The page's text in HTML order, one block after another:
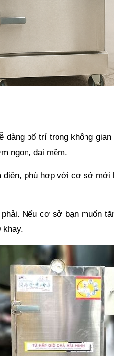
bố trí trong không
ngon, dai mềm.
điện, phù hợp với cơ sở mới
Nếu cơ sở bạn muốn
khay.